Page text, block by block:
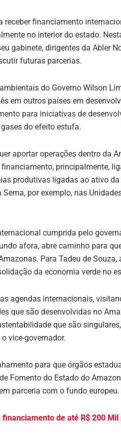
financiamento
no interior do estado.
gabinete, dirigentes da Abler
futuras parcerias.
do Governo Wilson
em outros países em
para iniciativas de
do efeito estufa.
aportar operações dentro da
principalmente,
produtivas ligadas ao ativo da
por exemplo, nas
cumprida pelo
afora, abre caminho para
Para Tadeu de Souza,
da economia verde no
agendas internacionais,
que são desenvolvidas no
que são
vice-governador.
para que órgãos
Fomento do Estado do
parceria com o fundo europeu.
de até R$ 200